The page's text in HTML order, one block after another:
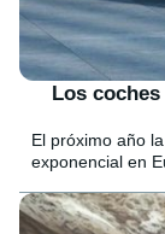
Los
El próximo año
exponencial en